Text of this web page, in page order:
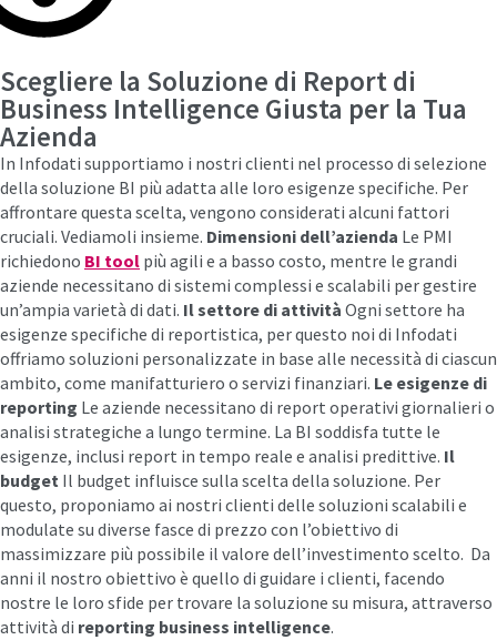
Scegliere la Soluzione di Report di
Business Intelligence Giusta per la Tua
Azienda
In Infodati supportiamo i nostri clienti nel processo di selezione
della soluzione BI più adatta alle loro esigenze specifiche. Per
affrontare questa scelta, vengono considerati alcuni fattori
cruciali. Vediamoli insieme. Dimensioni dell’azienda Le PMI
richiedono BI tool più agili e a basso costo, mentre le grandi
aziende necessitano di sistemi complessi e scalabili per gestire
un’ampia varietà di dati. Il settore di attività Ogni settore ha
esigenze specifiche di reportistica, per questo noi di Infodati
offriamo soluzioni personalizzate in base alle necessità di ciascun
ambito, come manifatturiero o servizi finanziari. Le esigenze di
reporting Le aziende necessitano di report operativi giornalieri o
analisi strategiche a lungo termine. La BI soddisfa tutte le
esigenze, inclusi report in tempo reale e analisi predittive. Il
budget Il budget influisce sulla scelta della soluzione. Per
questo, proponiamo ai nostri clienti delle soluzioni scalabili e
modulate su diverse fasce di prezzo con l’obiettivo di
massimizzare più possibile il valore dell’investimento scelto. Da
anni il nostro obiettivo è quello di guidare i clienti, facendo
nostre le loro sfide per trovare la soluzione su misura, attraverso
attività di reporting business intelligence.